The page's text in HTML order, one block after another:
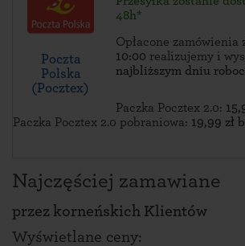
Poczta
Polska
(Pocztex)
48h*
Opłacone zamówienia
10:00 realizujemy i
najbliższym dniu
Paczka Pocztex 2.0:
Paczka Pocztex 2.0 pobraniowa: 19,99 zł
Najczęściej zamawiane
przez korneńskich Klientów
Wyświetlane ceny: